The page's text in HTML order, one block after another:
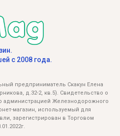
с 2008 года.
предприниматель Скакун Елена
д.32-2, кв.5). Свидетельство о
администрацией Железнодорожного
магазин, используемый для
зарегистрирован в Торговом